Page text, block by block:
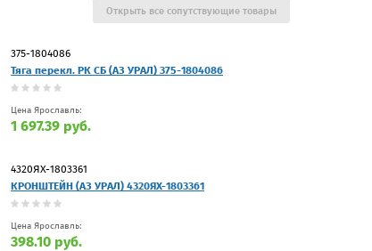
375-1804086
Тяга перекл. РК СБ (АЗ УРАЛ) 375-1804086
Цена Ярославль:
1 697.39 руб.
4320ЯХ-1803361
КРОНШТЕЙН (АЗ УРАЛ) 4320ЯХ-1803361
Цена Ярославль:
398.10 руб.
Открыть все сопутствующие товары